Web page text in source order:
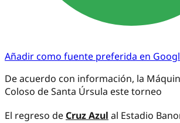
Añadir como fuente preferida en
De acuerdo con información, la
Coloso de Santa Úrsula este torneo
El regreso de Cruz Azul al Estadio